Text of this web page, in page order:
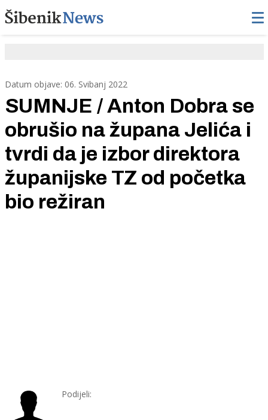
Datum objave: 06. Svibanj 2022
SUMNJE / Anton Dobra se
obrušio na župana Jelića i
tvrdi da je izbor direktora
županijske TZ od početka
bio režiran
Podijeli: